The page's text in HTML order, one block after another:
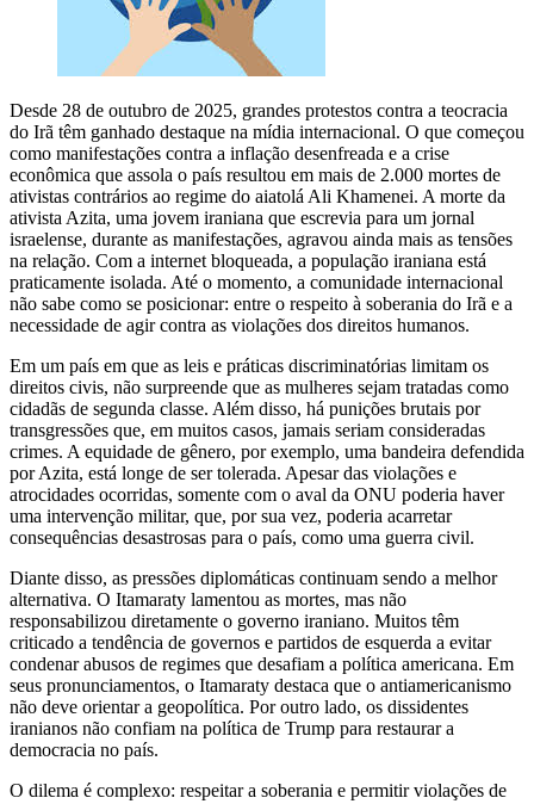
Desde 28 de outubro de 2025, grandes protestos contra a teocracia
do Irã têm ganhado destaque na mídia internacional. O que começou
como manifestações contra a inflação desenfreada e a crise
econômica que assola o país resultou em mais de 2.000 mortes de
ativistas contrários ao regime do aiatolá Ali Khamenei. A morte da
ativista Azita, uma jovem iraniana que escrevia para um jornal
israelense, durante as manifestações, agravou ainda mais as tensões
na relação. Com a internet bloqueada, a população iraniana está
praticamente isolada. Até o momento, a comunidade internacional
não sabe como se posicionar: entre o respeito à soberania do Irã e a
necessidade de agir contra as violações dos direitos humanos.
Em um país em que as leis e práticas discriminatórias limitam os
direitos civis, não surpreende que as mulheres sejam tratadas como
cidadãs de segunda classe. Além disso, há punições brutais por
transgressões que, em muitos casos, jamais seriam consideradas
crimes. A equidade de gênero, por exemplo, uma bandeira defendida
por Azita, está longe de ser tolerada. Apesar das violações e
atrocidades ocorridas, somente com o aval da ONU poderia haver
uma intervenção militar, que, por sua vez, poderia acarretar
consequências desastrosas para o país, como uma guerra civil.
Diante disso, as pressões diplomáticas continuam sendo a melhor
alternativa. O Itamaraty lamentou as mortes, mas não
responsabilizou diretamente o governo iraniano. Muitos têm
criticado a tendência de governos e partidos de esquerda a evitar
condenar abusos de regimes que desafiam a política americana. Em
seus pronunciamentos, o Itamaraty destaca que o antiamericanismo
não deve orientar a geopolítica. Por outro lado, os dissidentes
iranianos não confiam na política de Trump para restaurar a
democracia no país.
O dilema é complexo: respeitar a soberania e permitir violações de